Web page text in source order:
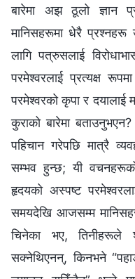
बारेमा अझ ठूलो ज्ञान
मानिसहरूमा धेरै प्रश्‍नहरू
लागि पत्रुसलाई
परमेश्‍वरलाई प्रत्यक्ष
परमेश्‍वरको कृपा र
कुराको बारेमा
पहिचान गरेपछि मात्रै
सम्‍भव हुन्छ; यी
हृदयको अस्पष्ट
समयदेखि आजसम्‍म
चिनेका भए, तिनीहरूले
सक्‍नेथिएनन्, किनभने